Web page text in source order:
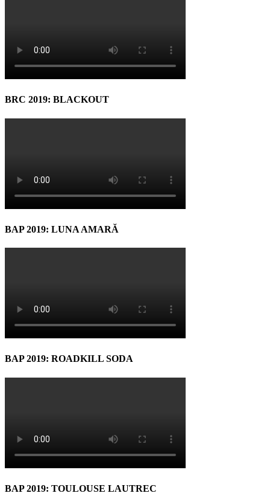
BRC 2019: BLACKOUT
BAP 2019: LUNA AMARĂ
BAP 2019: ROADKILL SODA
BAP 2019: TOULOUSE LAUTREC